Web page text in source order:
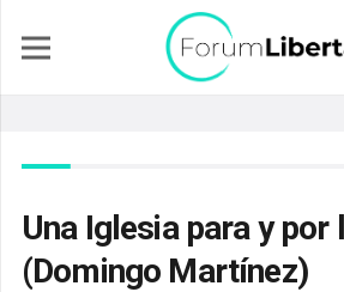
Una Iglesia para y
(Domingo Martínez)